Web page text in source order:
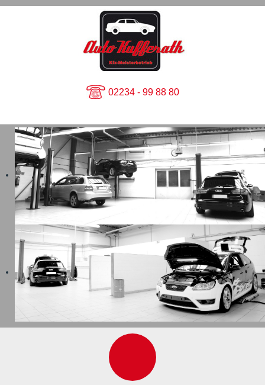
02234 - 99 88 80